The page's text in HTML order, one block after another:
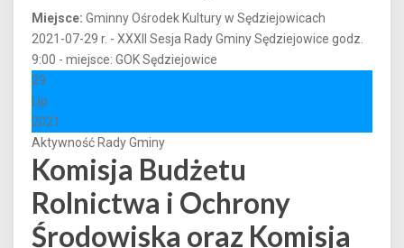
Miejsce: Gminny Ośrodek Kultury w Sędziejowicach
2021-07-29 r. - XXXII Sesja Rady Gminy Sędziejowice godz.
9:00 - miejsce: GOK Sędziejowice
29
Lip
2021
Aktywność Rady Gminy
Komisja Budżetu
Rolnictwa i Ochrony
Środowiska oraz Komisja